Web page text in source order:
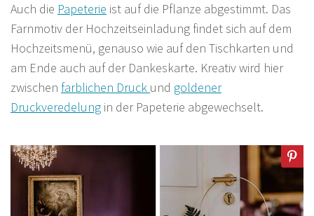
Auch die Papeterie ist auf die Pflanze abgestimmt. Das
Farnmotiv der Hochzeitseinladung findet sich auf dem
Hochzeitsmenü, genauso wie auf den Tischkarten und
am Ende auch auf der Dankeskarte. Kreativ wird hier
zwischen farblichen Druck und goldener
Druckveredelung in der Papeterie abgewechselt.